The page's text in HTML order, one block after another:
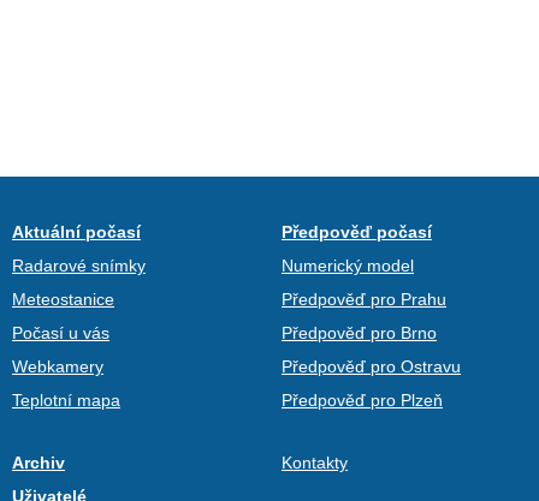
Aktuální počasí
Radarové snímky
Meteostanice
Počasí u vás
Webkamery
Teplotní mapa
Předpověď počasí
Numerický model
Předpověď pro Prahu
Předpověď pro Brno
Předpověď pro Ostravu
Předpověď pro Plzeň
Archiv
Uživatelé
Kontakty